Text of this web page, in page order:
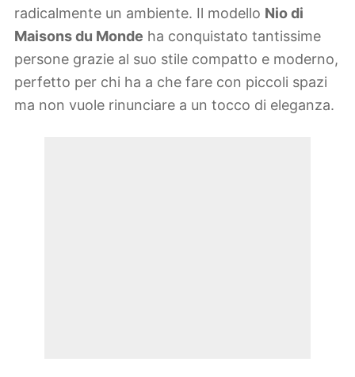
radicalmente un ambiente. Il modello Nio di
Maisons du Monde ha conquistato tantissime
persone grazie al suo stile compatto e moderno,
perfetto per chi ha a che fare con piccoli spazi
ma non vuole rinunciare a un tocco di eleganza.